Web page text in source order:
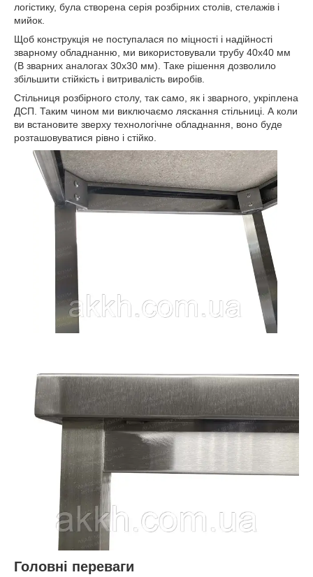
логістику, була створена серія розбірних столів, стелажів і
мийок.
Щоб конструкція не поступалася по міцності і надійності
зварному обладнанню, ми використовували трубу 40х40 мм
(В зварних аналогах 30х30 мм). Таке рішення дозволило
збільшити стійкість і витривалість виробів.
Стільниця розбірного столу, так само, як і зварного, укріплена
ДСП. Таким чином ми виключаємо ляскання стільниці. А коли
ви встановите зверху технологічне обладнання, воно буде
розташовуватися рівно і стійко.
Головні переваги